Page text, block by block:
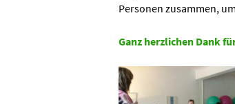
Personen zusammen,
Ganz herzlichen Dank